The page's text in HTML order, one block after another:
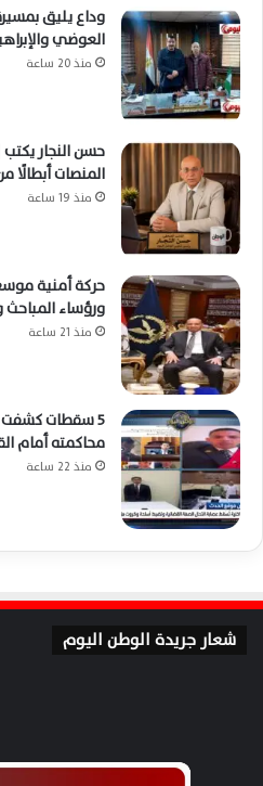
وداع يليق
العوضي
منذ 20 ساعة
حسن النجار
المنصات أبطالًا
منذ 19 ساعة
حركة أمنية
ورؤساء المباحث
منذ 21 ساعة
5 سقطات
محاكمته أمام
منذ 22 ساعة
شعار جريدة الوطن اليوم